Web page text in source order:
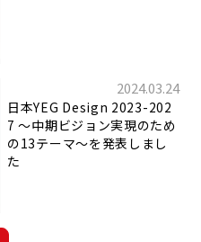
2024.03.24
日本YEG Design 2023-202
7 〜中期ビジョン実現のため
の13テーマ〜を発表しまし
た